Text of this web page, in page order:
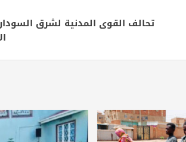
تحالف القوى المدنية لشرق